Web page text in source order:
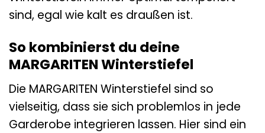
sind, egal wie kalt es draußen ist.
So kombinierst du deine
MARGARITEN Winterstiefel
Die MARGARITEN Winterstiefel sind so
vielseitig, dass sie sich problemlos in jede
Garderobe integrieren lassen. Hier sind ein